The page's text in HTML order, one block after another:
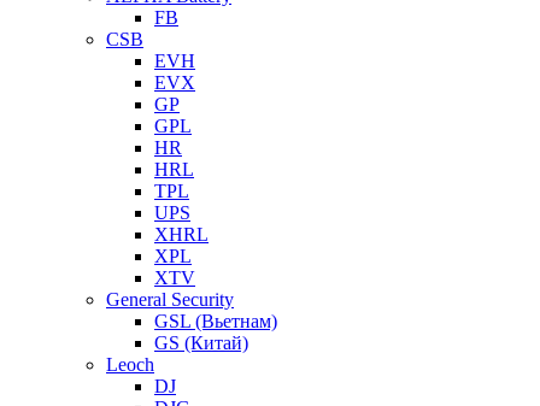
FB
CSB
EVH
EVX
GP
GPL
HR
HRL
TPL
UPS
XHRL
XPL
XTV
General Security
GSL (Вьетнам)
GS (Китай)
Leoch
DJ